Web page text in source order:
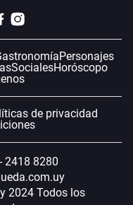
Personajes
SocialesHoróscopo
de privacidad
2418 8280
2024 Todos los